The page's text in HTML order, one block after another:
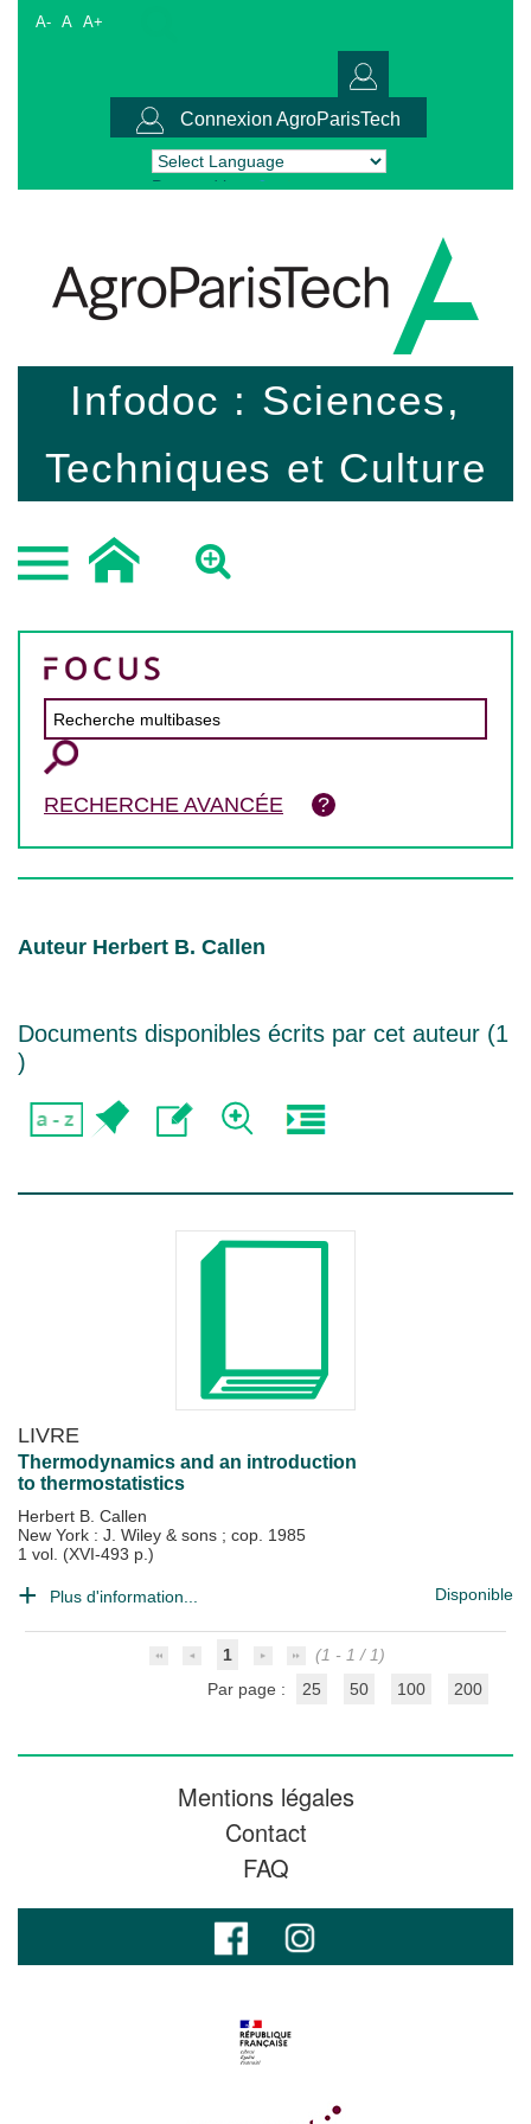
A- A A+
Connexion AgroParisTech
Powered by Translate
Infodoc : Sciences,
Techniques et Culture
RECHERCHE AVANCÉE
Auteur Herbert B. Callen
Documents disponibles écrits par cet auteur (1
)
LIVRE
Thermodynamics and an introduction
to thermostatistics
Herbert B. Callen
New York : J. Wiley & sons ; cop. 1985
1 vol. (XVI-493 p.)
Plus d'information... Disponible
1
(1 - 1 / 1)
Par page :
25 50 100 200
Mentions légales
Contact
FAQ